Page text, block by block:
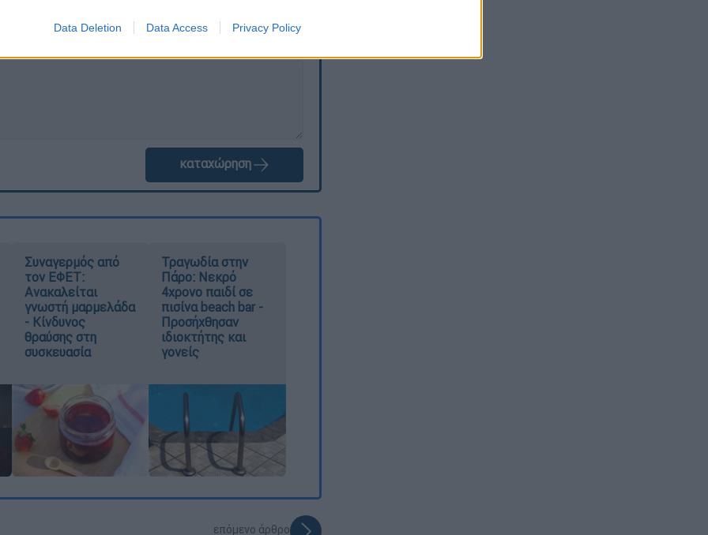
Data Deletion Data Access Privacy Policy
καταχώρηση
Συναγερμός από
τον ΕΦΕΤ:
Ανακαλείται
γνωστή μαρμελάδα
- Κίνδυνος
θραύσης στη
συσκευασία
Τραγωδία στην
Πάρο: Νεκρό
4χρονο παιδί σε
πισίνα beach bar -
Προσήχθησαν
ιδιοκτήτης και
γονείς
επόμενο άρθρο